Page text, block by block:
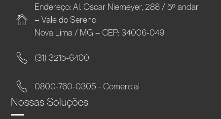
Endereço: Al. Oscar Niemeyer, 288 / 5º andar
– Vale do Sereno
Nova Lima / MG – CEP: 34006-049
(31) 3215-6400
0800-760-0305 - Comercial
Nossas Soluções